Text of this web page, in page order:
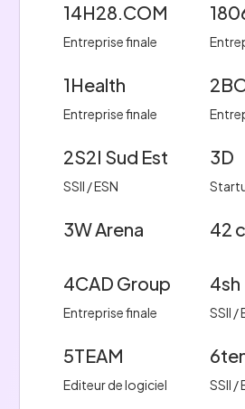
14H28.COM
Entreprise finale
1Health
Entreprise finale
2S2I Sud Est
SSII / ESN
3D
3W Arena 42
4CAD Group
Entreprise finale
4sh
SSII /
5TEAM
Editeur de logiciel SSII /